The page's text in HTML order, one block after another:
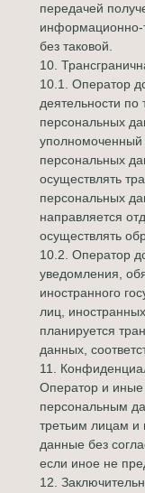
передачей
информационно-
без таковой.
10.
10.1. Оператор
деятельности по
персональных
уполномоченный
персональных
осуществлять
персональных
направляется
осуществлять
10.2. Оператор
уведомления,
иностранного
лиц,
планируется
данных,
11.
Оператор и иные
персональным
третьим лицам и
данные без
если иное не
12.